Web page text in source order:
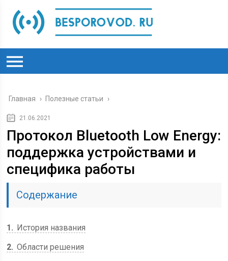
Главная › Полезные статьи ›
21.06.2021
Протокол Bluetooth Low Energy:
поддержка устройствами и
специфика работы
Содержание
1
История названия
2 Области решения